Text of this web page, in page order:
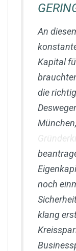
An
Kapital
die
noch
klang